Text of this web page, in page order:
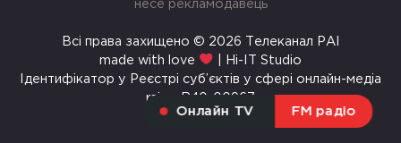
Онлайн TV FM радіо
несе рекламодавець
Всі права захищено © 2026 Телеканал РАІ
made with love
| Hi-IT Studio
Ідентифікатор у Реєстрі суб’єктів у сфері онлайн-медіа
rai.ua R40-00967